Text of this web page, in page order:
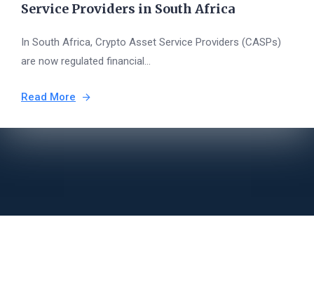
Service Providers in South Africa
In South Africa, Crypto Asset Service Providers (CASPs)
are now regulated financial...
Read More